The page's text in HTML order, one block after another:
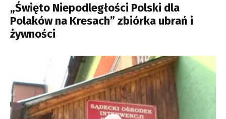
„Święto Niepodległości Polski dla
Polaków na Kresach” zbiórka ubrań i
żywności